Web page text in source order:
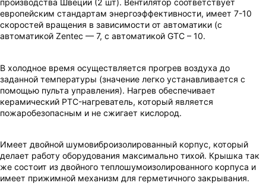
производства Швеции (2 шт). Вентилятор соответствует
европейским стандартам энергоэффективности, имеет 7-10
скоростей вращения в зависимости от автоматики (с
автоматикой Zentec — 7, с автоматикой GTC – 10.
В холодное время осуществляется прогрев воздуха до
заданной температуры (значение легко устанавливается с
помощью пульта управления). Нагрев обеспечивает
керамический PTC-нагреватель, который является
пожаробезопасным и не сжигает кислород.
Имеет двойной шумовиброизолированный корпус, который
делает работу оборудования максимально тихой. Крышка так
же состоит из двойного теплошумоизолированного корпуса и
имеет прижимной механизм для герметичного закрывания.
ЧТО-ТО ПОШЛО НЕ ТАК!
Пожалуйста повторите попытку позже.